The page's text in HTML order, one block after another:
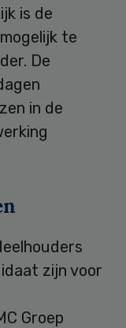
is de
te
De
in de
zijn voor
Groep